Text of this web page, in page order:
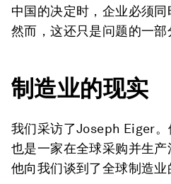
中国的决定时，企业必须同
然而，这还只是问题的一部
制造业的现实
我们采访了Joseph Eiger。
也是一家在全球采购并生产
他向我们谈到了全球制造业